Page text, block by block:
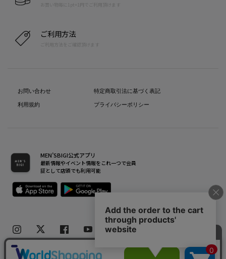
お買い物毎に1pt=1円でご利用頂けます
ご利用方法
ご利用方法をご確認頂けます
お問い合わせ
利用規約
特定商取引法に基づく表記
プライバシーポリシー
MEN’SBIGI公式アプリ
最新情報やイベント情報をこれ一つで会員
証として店頭でも利用可能